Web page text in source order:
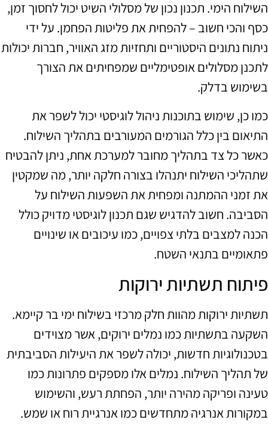
השילוח הימי. תכנון נכון של מסלולי השיט יכול לחסוך זמן,
כסף והכי חשוב – להפחית את פליטות הפחמן. על ידי
ניתוח נתונים היסטוריים ותחזיות מזג האוויר, חברות יכולות
לתכנן מסלולים אופטימליים שמפחיתים את הצורך
בשימוש בדלק.
כמו כן, שימוש בתוכנות ניהול לוגיסטי יכול לשפר את
התיאום בין כלל הגורמים המעורבים בתהליך השילוח.
כאשר כל צד בתהליך מחובר למערכת אחת, ניתן להבטיח
שתהליכי השילוח יתנהלו בצורה חלקה יותר, מה שמקטין
את זמני ההמתנה ומפחית את השפעות השילוח על
הסביבה. חשוב להדגיש שגם תכנון לוגיסטי מדויק כולל
הכנה למצבים בלתי צפויים, כמו עיכובים או שינויים
פתאומיים בתנאי השטח.
פיתוח תשתיות ירוקות
תשתיות ירוקות מהוות חלק מרכזי בשילוח ימי בר קיימא.
השקעה בתשתיות כמו נמלים ירוקים, אשר מצוידים
בטכנולוגיות חדשות, יכולה לשפר את היעילות הסביבתית
של תהליך השילוח. נמלים אלו מספקים פתרונות כמו
טעינה ופריקה מהירה יותר, הפחתת רעש, והשימוש
במקורות אנרגיה מתחדשים כמו אנרגיית רוח או שמש.